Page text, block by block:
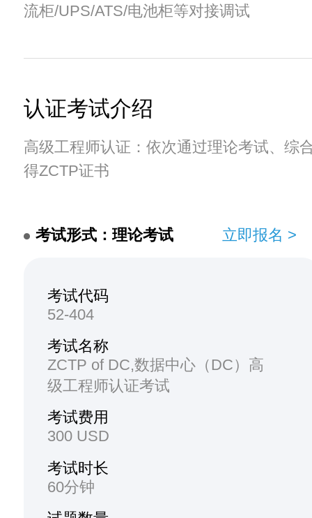
流柜/UPS/ATS/电池柜等对接调试
认证考试介绍
高级工程师认证：依次通过理论考试、综
得ZCTP证书
考试形式：理论考试 立即报名 >
考试代码
52-404
考试名称
ZCTP of DC,数据中心（DC）高
级工程师认证考试
考试费用
300 USD
考试时长
60分钟